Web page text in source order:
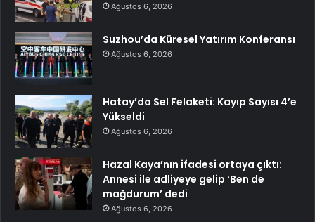
Ağustos 6, 2026
Suzhou’da Küresel Yatırım Konferansı
Ağustos 6, 2026
Hatay’da Sel Felaketi: Kayıp Sayısı 4’e
Yükseldi
Ağustos 6, 2026
Hazal Kaya’nın ifadesi ortaya çıktı:
Annesi ile adliyeye gelip ‘Ben de
mağdurum’ dedi
Ağustos 6, 2026